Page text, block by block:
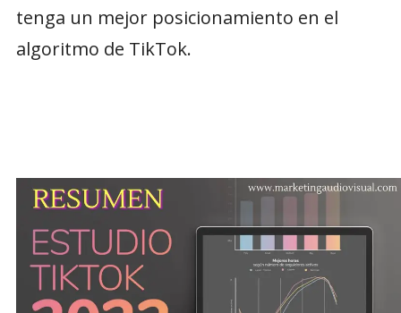
tenga un mejor posicionamiento en el
algoritmo de TikTok.